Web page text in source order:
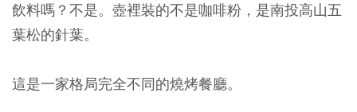
飲料嗎？不是。壺裡裝的不是咖啡粉，是南投高山五
葉松的針葉。
這是一家格局完全不同的燒烤餐廳。